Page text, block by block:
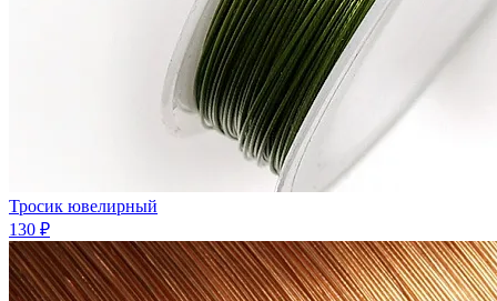
Тросик ювелирный
130 ₽